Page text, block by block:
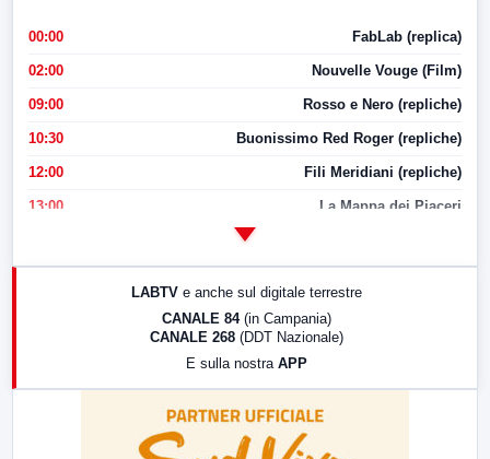
00:00 FabLab (replica)
02:00 Nouvelle Vouge (Film)
09:00 Rosso e Nero (repliche)
10:30 Buonissimo Red Roger (repliche)
12:00 Fili Meridiani (repliche)
13:00 La Mappa dei Piaceri
LABTV e anche sul digitale terrestre
CANALE 84 (in Campania)
CANALE 268 (DDT Nazionale)
E sulla nostra APP